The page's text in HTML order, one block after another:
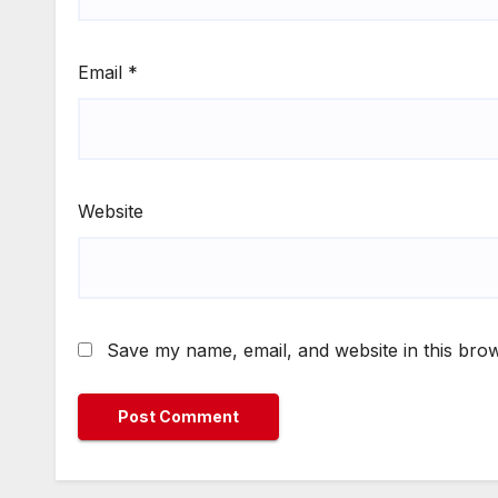
Email *
Website
Save my name, email, and website in this